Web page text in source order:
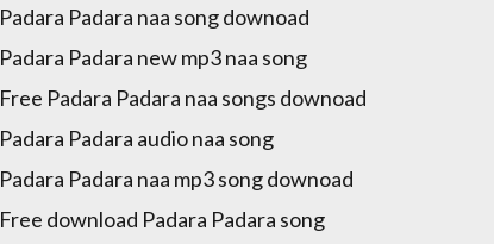
Padara Padara naa song downoad
Padara Padara new mp3 naa song
Free Padara Padara naa songs downoad
Padara Padara audio naa song
Padara Padara naa mp3 song downoad
Free download Padara Padara song